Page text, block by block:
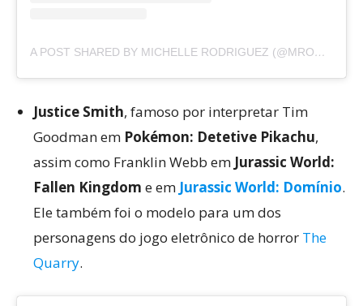
A POST SHARED BY MICHELLE RODRIGUEZ (@MRODOFFICIAL)
Justice Smith, famoso por interpretar Tim
Goodman em Pokémon: Detetive Pikachu,
assim como Franklin Webb em Jurassic World:
Fallen Kingdom e em Jurassic World: Domínio.
Ele também foi o modelo para um dos
personagens do jogo eletrônico de horror The
Quarry.